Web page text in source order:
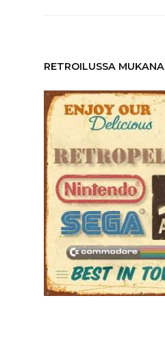
RETROILUSSA MUKANA